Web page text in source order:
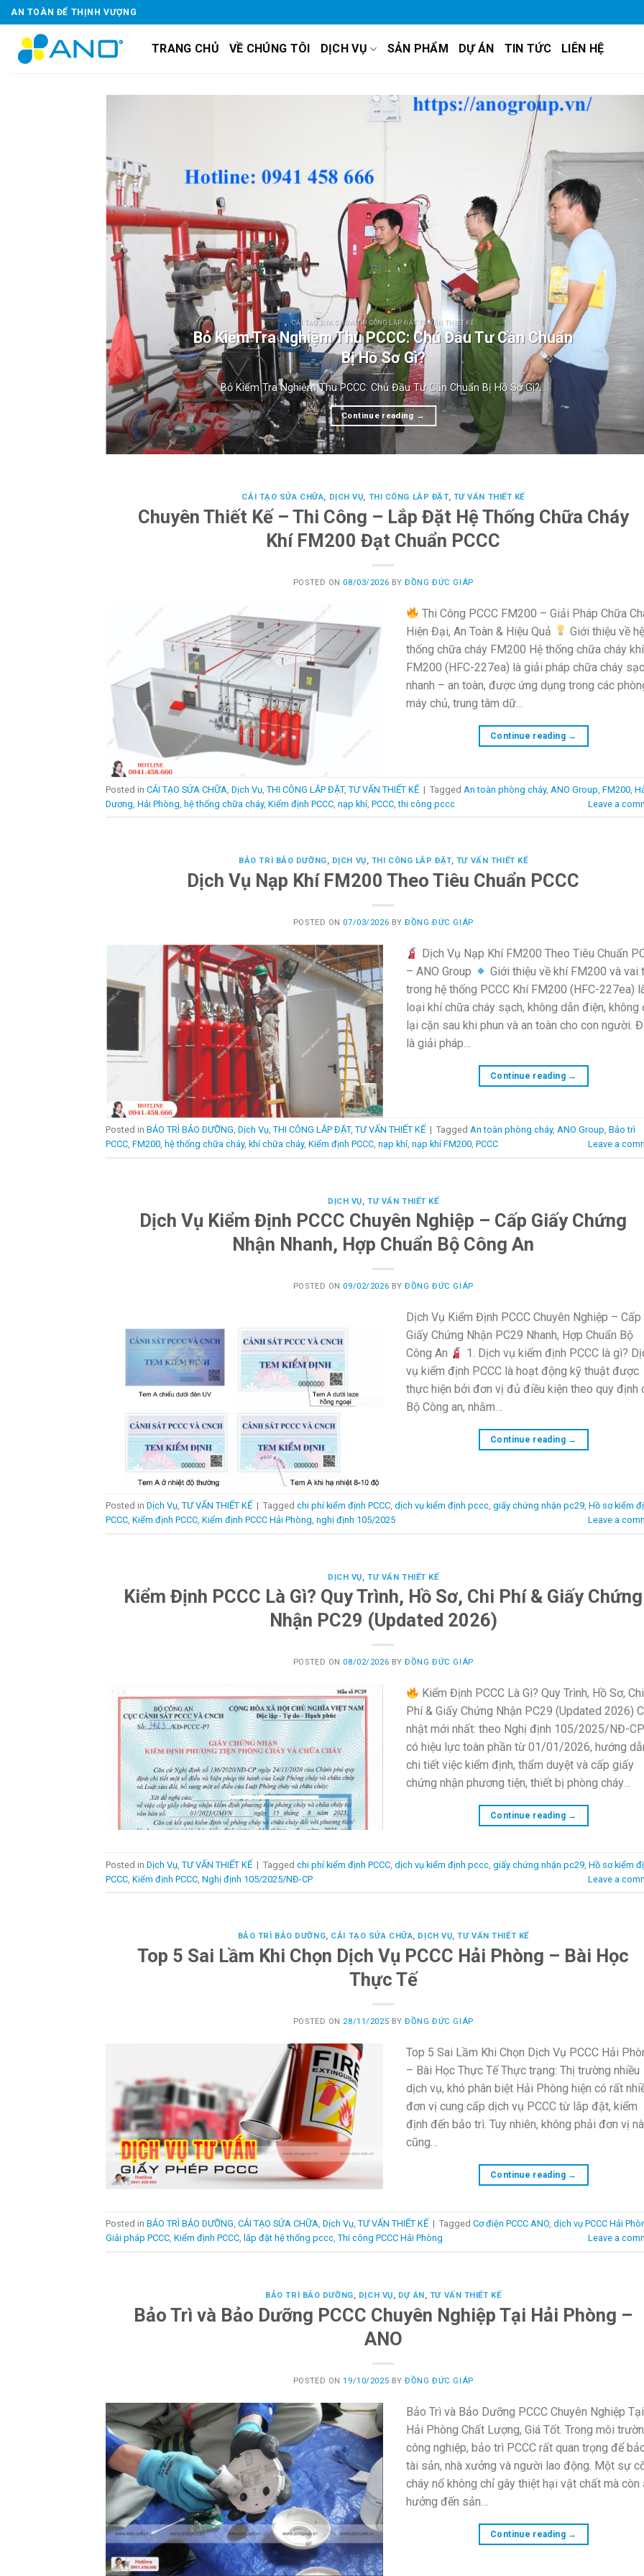
Skip
to
content
AN TOÀN ĐỂ THỊNH VƯỢNG
TRANG CHỦ VỀ CHÚNG TÔI DỊCH VỤ SẢN PHẨM DỰ ÁN TIN TỨC LIÊN HỆ
CẢI TẠO SỬA CHỮA THI CÔNG LẮP ĐẶT TƯ VẤN THIẾT KẾ
Bỏ Kiểm Tra Nghiệm Thu PCCC: Chủ Đầu Tư Cần Chuẩn
Bị Hồ Sơ Gì?
Bỏ Kiểm Tra Nghiệm Thu PCCC: Chủ Đầu Tư Cần Chuẩn Bị Hồ Sơ Gì?...
Continue reading →
CẢI TẠO SỬA CHỮA, DỊCH VỤ, THI CÔNG LẮP ĐẶT, TƯ VẤN THIẾT KẾ
Chuyên Thiết Kế – Thi Công – Lắp Đặt Hệ Thống Chữa Cháy
Khí FM200 Đạt Chuẩn PCCC
POSTED ON 08/03/2026 BYĐỒNG ĐỨC GIÁP
Thi Công PCCC FM200 – Giải Pháp Chữa
Hiện Đại, An Toàn & Hiệu Quả
Giới thiệu về hệ
thống chữa cháy FM200 Hệ thống chữa cháy khí
FM200 (HFC-227ea) là giải pháp chữa cháy
nhanh – an toàn, được ứng dụng trong các
máy chủ, trung tâm dữ…
Continue reading →
Posted in CẢI TẠO SỬA CHỮA Dịch Vụ THI CÔNG LẮP ĐẶT, TƯ VẤN THIẾT KẾ | Tagged An toàn phòng cháy, ANO Group FM200
Dương Hải Phòng hệ thống chữa cháy, Kiểm định PCCC nạp khí, PCCC ,thi công pccc Leave a
BẢO TRÌ BẢO DƯỠNG, DỊCH VỤ, THI CÔNG LẮP ĐẶT, TƯ VẤN THIẾT KẾ
Dịch Vụ Nạp Khí FM200 Theo Tiêu Chuẩn PCCC
POSTED ON 07/03/2026 BYĐỒNG ĐỨC GIÁP
Dịch Vụ Nạp Khí FM200 Theo Tiêu Chuẩn
– ANO Group
Giới thiệu về khí FM200 và vai
trong hệ thống PCCC Khí FM200 (HFC-227ea)
loại khí chữa cháy sạch, không dẫn điện, không
lại cặn sau khi phun và an toàn cho con người.
là giải pháp…
Continue reading →
Posted in BẢO TRÌ BẢO DƯỠNG Dịch Vụ THI CÔNG LẮP ĐẶT, TƯ VẤN THIẾT KẾ | Tagged An toàn phòng cháy, ANO Group Bảo trì
PCCC FM200 hệ thống chữa cháy, khí chữa cháy, Kiểm định PCCC nạp khí, nạp khí FM200 PCCC Leave a
DỊCH VỤ,TƯ VẤN THIẾT KẾ
Dịch Vụ Kiểm Định PCCC Chuyên Nghiệp – Cấp Giấy Chứng
Nhận Nhanh, Hợp Chuẩn Bộ Công An
POSTED ON 09/02/2026 BYĐỒNG ĐỨC GIÁP
Dịch Vụ Kiểm Định PCCC Chuyên Nghiệp – Cấp
Giấy Chứng Nhận PC29 Nhanh, Hợp Chuẩn Bộ
Công An
1. Dịch vụ kiểm định PCCC là gì?
vụ kiểm định PCCC là hoạt động kỹ thuật được
thực hiện bởi đơn vị đủ điều kiện theo quy định
Bộ Công an, nhằm…
Continue reading →
Posted in Dịch Vụ, TƯ VẤN THIẾT KẾ | Tagged chi phí kiểm định PCCC, dịch vụ kiểm định pccc, giấy chứng nhận pc29, Hồ sơ kiểm
PCCC, Kiểm định PCCC, Kiểm định PCCC Hải Phòng, nghị định 105/2025 Leave a
DỊCH VỤ,TƯ VẤN THIẾT KẾ
Kiểm Định PCCC Là Gì? Quy Trình, Hồ Sơ, Chi Phí & Giấy Chứng
Nhận PC29 (Updated 2026)
POSTED ON 08/02/2026 BYĐỒNG ĐỨC GIÁP
Kiểm Định PCCC Là Gì? Quy Trình, Hồ Sơ, Chi
Phí & Giấy Chứng Nhận PC29 (Updated 2026)
nhật mới nhất: theo Nghị định 105/2025/NĐ-
có hiệu lực toàn phần từ 01/01/2026, hướng
chi tiết việc kiểm định, thẩm duyệt và cấp giấy
chứng nhận phương tiện, thiết bị phòng cháy…
Continue reading →
Posted in Dịch Vụ TƯ VẤN THIẾT KẾ | Tagged chi phí kiểm định PCCC dịch vụ kiểm định pccc giấy chứng nhận pc29 Hồ sơ kiểm
PCCC Kiểm định PCCC Nghị định 105/2025/NĐ-CP Leave a
BẢO TRÌ BẢO DƯỠNG, CẢI TẠO SỬA CHỮA, DỊCH VỤ,TƯ VẤN THIẾT KẾ
Top 5 Sai Lầm Khi Chọn Dịch Vụ PCCC Hải Phòng – Bài Học
Thực Tế
POSTED ON 28/11/2025 BYĐỒNG ĐỨC GIÁP
Top 5 Sai Lầm Khi Chọn Dịch Vụ PCCC Hải
– Bài Học Thực Tế Thực trạng: Thị trường nhiều
dịch vụ, khó phân biệt Hải Phòng hiện có rất
đơn vị cung cấp dịch vụ PCCC từ lắp đặt, kiểm
định đến bảo trì. Tuy nhiên, không phải đơn vị
cũng…
Continue reading →
Posted in BẢO TRÌ BẢO DƯỠNG, CẢI TẠO SỬA CHỮA, Dịch Vụ, TƯ VẤN THIẾT KẾ | Tagged Cơ điện PCCC ANO, dịch vụ PCCC Hải
Giải pháp PCCC, Kiểm định PCCC, lắp đặt hệ thống pccc, Thi công PCCC Hải Phòng Leave a
BẢO TRÌ BẢO DƯỠNG, DỊCH VỤ, DỰ ÁN , TƯ VẤN THIẾT KẾ
Bảo Trì và Bảo Dưỡng PCCC Chuyên Nghiệp Tại Hải Phòng –
ANO
POSTED ON19/10/2025 BYĐỒNG ĐỨC GIÁP
Bảo Trì và Bảo Dưỡng PCCC Chuyên Nghiệp Tại
Hải Phòng Chất Lượng, Giá Tốt. Trong môi
công nghiệp, bảo trì PCCC rất quan trọng để
tài sản, nhà xưởng và người lao động. Một sự
cháy nổ không chỉ gây thiệt hại vật chất mà còn
hưởng đến sản…
Continue reading →